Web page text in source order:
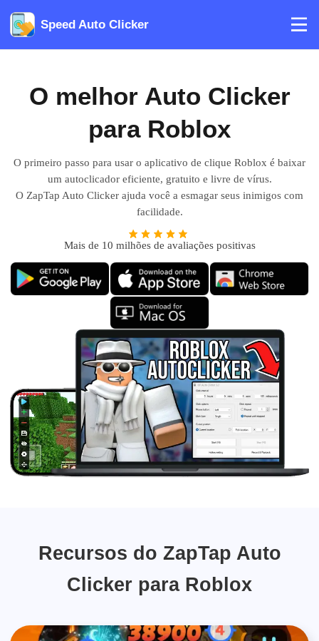
Speed Auto Clicker
O melhor Auto Clicker
para Roblox
O primeiro passo para usar o aplicativo de clique Roblox é baixar
um autoclicador eficiente, gratuito e livre de vírus.
O ZapTap Auto Clicker ajuda você a esmagar seus inimigos com
facilidade.
Mais de 10 milhões de avaliações positivas
Recursos do ZapTap Auto
Clicker para Roblox